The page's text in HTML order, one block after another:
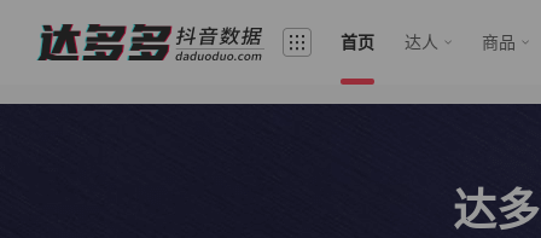
首页 达人 商品
达